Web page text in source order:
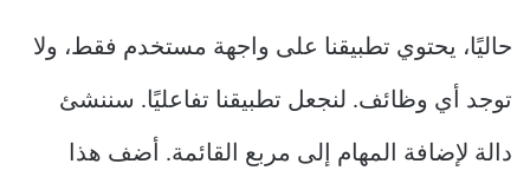
حاليًا، يحتوي تطبيقنا على واجهة مستخدم فقط، ولا
توجد أي وظائف. لنجعل تطبيقنا تفاعليًا. سننشئ
دالة لإضافة المهام إلى مربع القائمة. أضف هذا